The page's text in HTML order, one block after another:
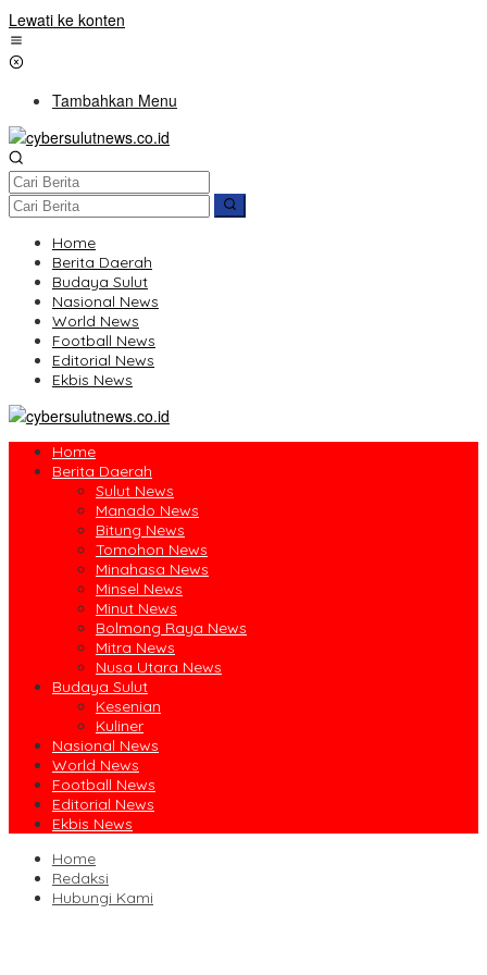
Lewati ke konten
Tambahkan Menu
Home
Berita Daerah
Budaya Sulut
Nasional News
World News
Football News
Editorial News
Ekbis News
Home
Berita Daerah
Sulut News
Manado News
Bitung News
Tomohon News
Minahasa News
Minsel News
Minut News
Bolmong Raya News
Mitra News
Nusa Utara News
Budaya Sulut
Kesenian
Kuliner
Nasional News
World News
Football News
Editorial News
Ekbis News
Home
Redaksi
Hubungi Kami